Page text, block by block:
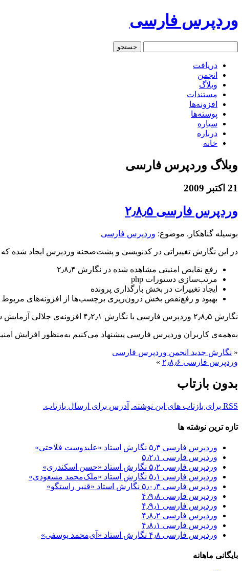
وردپرس فارسی
دریافت
انجمن
وبلاگ
مستندات
افزونه‌ها
پوسته‌ها
سیاره
درباره
خانه
وبلاگ وردپرس فارسی
21 اکتبر 2009
وردپرس فارسی ۲٫۸٫۵
بوسیله گناهکار. موضوع: وردپرس فارسی
در این نگارش تغییراتی در کدنویسی و پشت‌صحنه وردپرس ایجاد شده که
رفع نقایص امنیتی مشاهده شده در نگارش ۲٫۸٫۴
مرتب‌سازی دستورات php
ایجاد تغییرات در بخش بارگذاری پرونده
بهبود و رفع‌نقص بخش درون‌ریزی برچسب‌ها از افزونه‌های
نگارش ۲٫۸٫۵ وردپرس فارسی با نگارش ۴٫۲٫۱ افزونه‌ی جلالی آزمایش شده و کاملاً سازگار است.
به‌همه‌ی کاربران وردپرس فارسی پیشنهاد می‌کنیم به‌منظور افزایش امنیت٬ وردپرس خود را به این نگارش ارتقا
« نگارش جدید انجمن وردپرس فارسی
وردپرس فارسی ۲٫۸٫۶
»
بدون بازتاب
RSS برای بازتاب های این نوشته. آدرس برای ارسال بازتاب.
تازه ترین نوشته ها
وردپرس فارسی ۵٫۳ نگارش استاد «علیدوست فلاحتی»
وردپرس فارسی ۵٫۲٫۱
وردپرس فارسی ۵٫۲ نگارش استاد «حسن اسکندری»
وردپرس فارسی ۵٫۱ نگارش استاد «ملک‌محمد مسعودی»
وردپرس فارسی ۵٫۰٫۳ نگارش استاد «قنبر راستگو»
وردپرس فارسی ۴٫۹٫۸
وردپرس فارسی ۴٫۹٫۱
وردپرس فارسی ۴٫۸٫۲
وردپرس فارسی ۴٫۸٫۱
وردپرس فارسی ۴٫۸ نگارش استاد «آی‌محمد یوسفی»
بایگانی ماهانه